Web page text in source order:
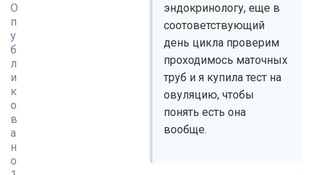
О
п
у
б
л
и
к
о
в
а
н
о
эндокринологу, еще в
соотоветствующий
день цикла проверим
проходимось маточных
труб и я купила тест на
овуляцию, чтобы
понять есть она
вообще.